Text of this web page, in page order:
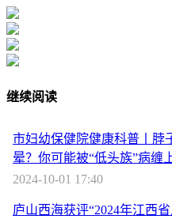
继续阅读
市妇幼保健院健康科普丨脖
晕？你可能被“低头族”病缠
2024-10-01 17:40
庐山西海获评“2024年江西